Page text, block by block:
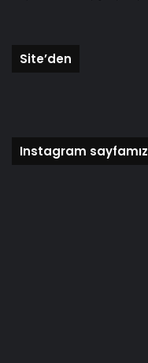
Site’den
Instagram sayfamız